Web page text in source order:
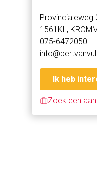
Provincialeweg
1561KL,
075-6472050
Ik heb
Zoek een